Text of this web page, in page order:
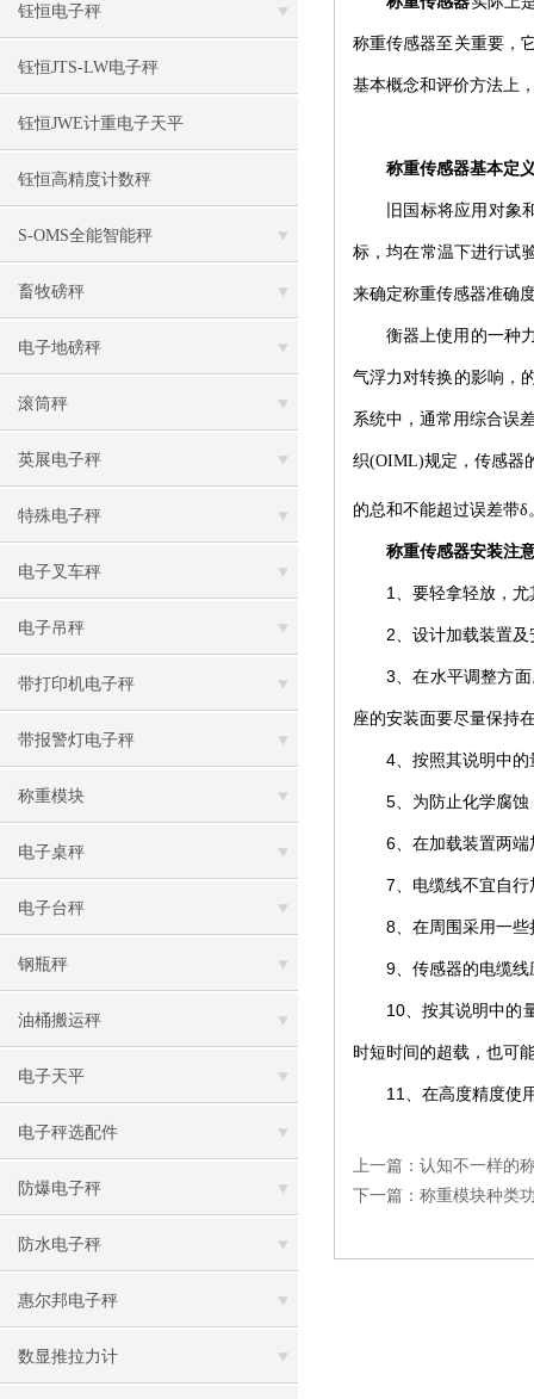
钰恒电子秤
钰恒JTS-LW电子秤
钰恒JWE计重电子天平
钰恒高精度计数秤
S-OMS全能智能秤
畜牧磅秤
电子地磅秤
滚筒秤
英展电子秤
特殊电子秤
电子叉车秤
电子吊秤
带打印机电子秤
带报警灯电子秤
称重模块
电子桌秤
电子台秤
钢瓶秤
油桶搬运秤
电子天平
电子秤选配件
防爆电子秤
防水电子秤
惠尔邦电子秤
数显推拉力计
称重传感器至关重要，
基本概念和评价方法上
称重传感器基本定
旧国标将应用对象
标，均在常温下进行试
来确定称重传感器准确
衡器上使用的一种
气浮力对转换的影响，
系统中，通常用综合误
织(OIML)规定，传感器
的总和不能超过误差带δ
称重传感器安装注
1 要轻拿轻放，
2 、设计加载装置
3 、在水平调整方
座的安装面要尽量保持
4 、按照其说明中
5 、为防止化学腐蚀
6 、在加载装置两
7 电缆线不宜自行
8 、在周围采用一
9 、传感器的电缆
10 、按其说明中
时短时间的超载，也可
11 、在高度精度使
上一篇： 认知不一样的
下一篇： 称重模块种类